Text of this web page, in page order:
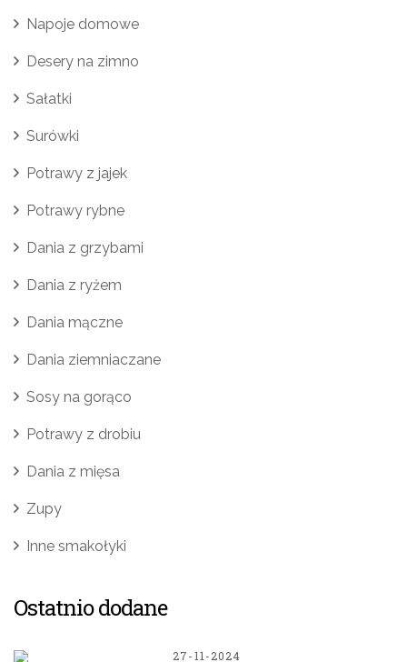
Napoje domowe
Desery na zimno
Sałatki
Surówki
Potrawy z jajek
Potrawy rybne
Dania z grzybami
Dania z ryżem
Dania mączne
Dania ziemniaczane
Sosy na gorąco
Potrawy z drobiu
Dania z mięsa
Zupy
Inne smakołyki
Ostatnio dodane
27-11-2024